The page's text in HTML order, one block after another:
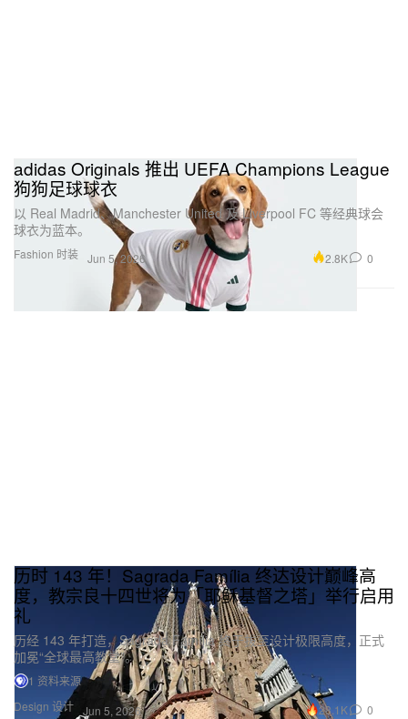
Fashion 时装
adidas Originals 推出 UEFA Champions League
狗狗足球球衣
以 Real Madrid、Manchester United 及 Liverpool FC 等经典球会
球衣为蓝本。
Jun 5, 2026 2.8K 0
Design 设计
历时 143 年！Sagrada Família 终达设计巅峰高
度，教宗良十四世将为「耶稣基督之塔」举行启用
礼
历经 143 年打造，Sagrada Família 终于拔至设计极限高度，正式
加冕“全球最高教堂”。
1 资料来源
Jun 5, 2026
28.1K 0